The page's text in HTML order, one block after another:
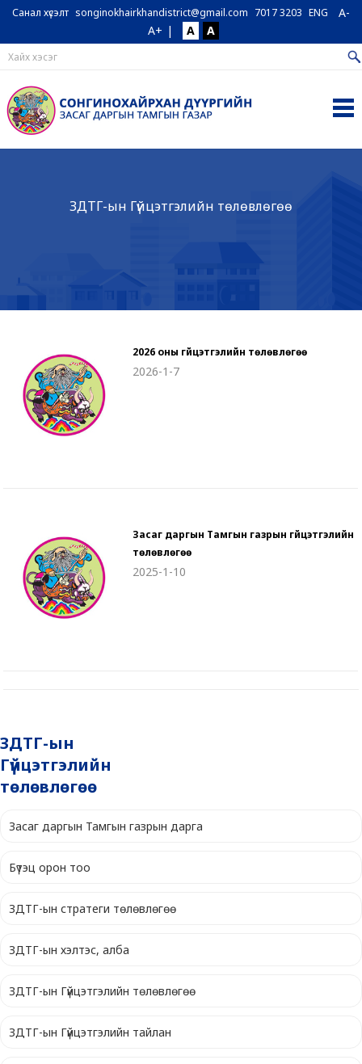
Санал хүсэлт songinokhairkhandistrict@gmail.com 7017 3203 ENG
A-
A+ | A A
ЗДТГ-ын Гүйцэтгэлийн төлөвлөгөө
2026 оны гүйцэтгэлийн төлөвлөгөө
2026-1-7
Засаг даргын Тамгын газрын гүйцэтгэлийн
төлөвлөгөө
2025-1-10
ЗДТГ-ын
Гүйцэтгэлийн
төлөвлөгөө
Засаг даргын Тамгын газрын дарга
Бүтэц орон тоо
ЗДТГ-ын стратеги төлөвлөгөө
ЗДТГ-ын хэлтэс, алба
ЗДТГ-ын Гүйцэтгэлийн төлөвлөгөө
ЗДТГ-ын Гүйцэтгэлийн тайлан